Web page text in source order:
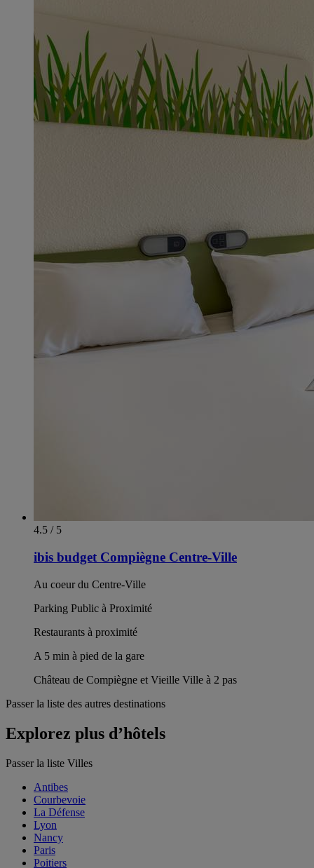
4.5 / 5
ibis budget Compiègne Centre-Ville
Au coeur du Centre-Ville
Parking Public à Proximité
Restaurants à proximité
A 5 min à pied de la gare
Château de Compiègne et Vieille Ville à 2 pas
Passer la liste des autres destinations
Explorez plus d’hôtels
Passer la liste Villes
Antibes
Courbevoie
La Défense
Lyon
Nancy
Paris
Poitiers